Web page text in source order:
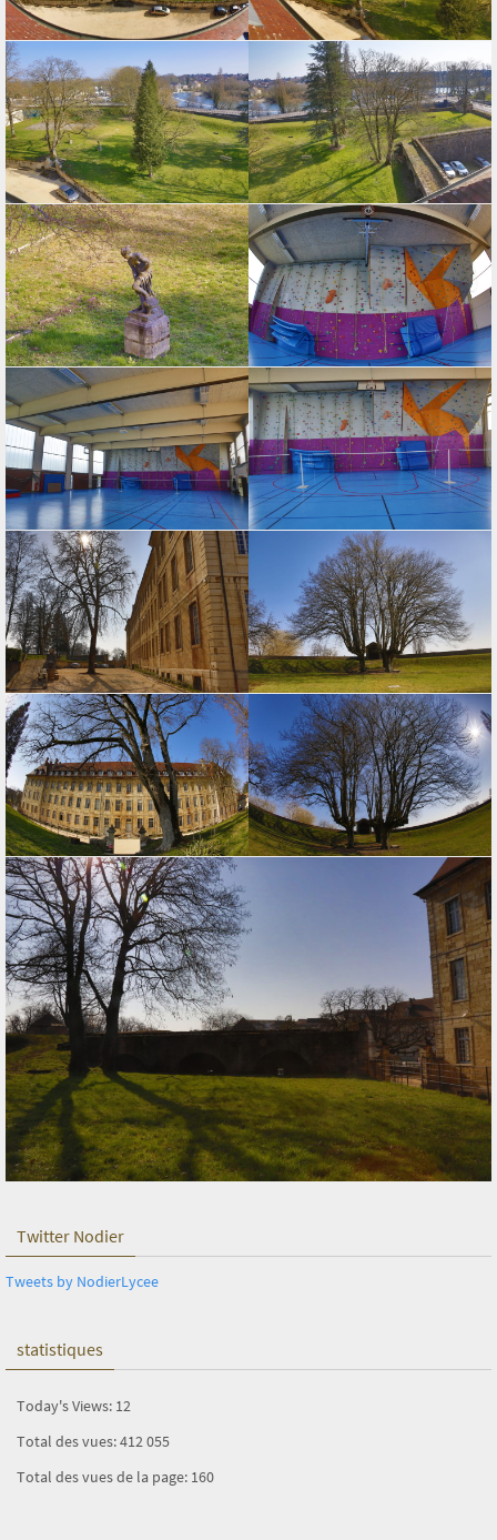
Twitter Nodier
Tweets by NodierLycee
statistiques
Today's Views: 12
Total des vues:412 055
Total des vues de la page: 160